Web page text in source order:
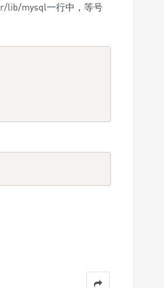
lib/mysql一行中，等号